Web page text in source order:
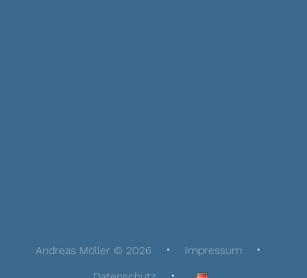
Andreas Möller © 2026
Impressum